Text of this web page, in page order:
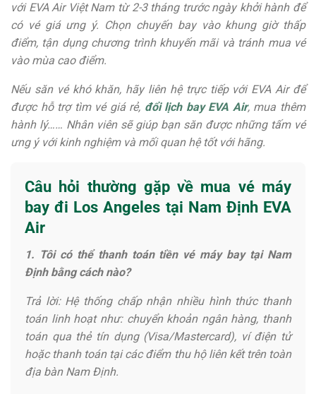
với EVA Air Việt Nam từ 2-3 tháng trước ngày khởi hành để
có vé giá ưng ý. Chọn chuyến bay vào khung giờ thấp
điểm, tận dụng chương trình khuyến mãi và tránh mua vé
vào mùa cao điểm.
Nếu săn vé khó khăn, hãy liên hệ trực tiếp với EVA Air để
được hỗ trợ tìm vé giá rẻ, đổi lịch bay EVA Air, mua thêm
hành lý…… Nhân viên sẽ giúp bạn săn được những tấm vé
ưng ý với kinh nghiệm và mối quan hệ tốt với hãng.
Câu hỏi thường gặp về mua vé máy
bay đi Los Angeles tại Nam Định EVA
Air
1. Tôi có thể thanh toán tiền vé máy bay tại Nam
Định bằng cách nào?
Trả lời: Hệ thống chấp nhận nhiều hình thức thanh
toán linh hoạt như: chuyển khoản ngân hàng, thanh
toán qua thẻ tín dụng (Visa/Mastercard), ví điện tử
hoặc thanh toán tại các điểm thu hộ liên kết trên toàn
địa bàn Nam Định.